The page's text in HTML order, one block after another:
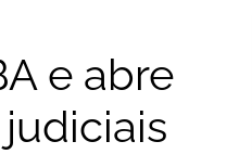
e abre